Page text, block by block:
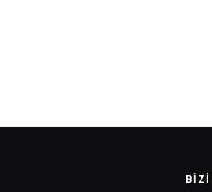
BIZI